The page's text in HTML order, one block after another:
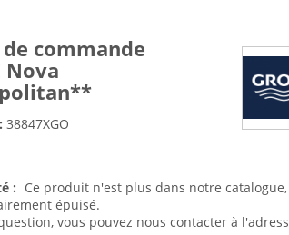
commande
Nova
38847XGO
: Ce produit n'est plus dans notre
épuisé.
vous pouvez nous contacter à